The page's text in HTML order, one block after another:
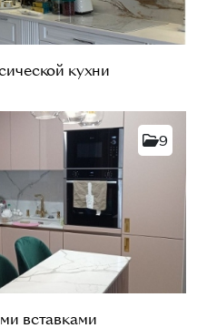
кухни
9
вставками